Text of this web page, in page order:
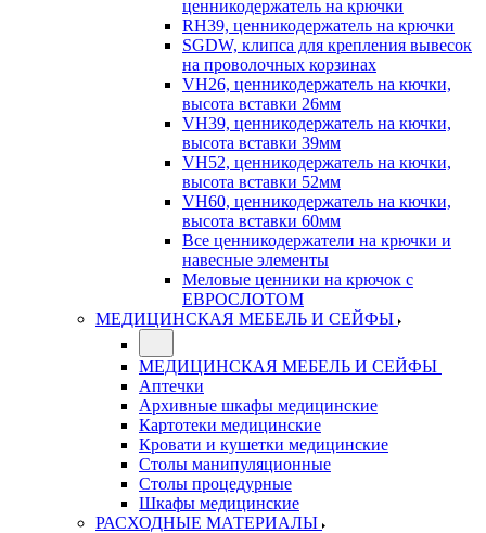
ценникодержатель на крючки
RH39, ценникодержатель на крючки
SGDW, клипса для крепления вывесок
на проволочных корзинах
VH26, ценникодержатель на кючки,
высота вставки 26мм
VH39, ценникодержатель на кючки,
высота вставки 39мм
VH52, ценникодержатель на кючки,
высота вставки 52мм
VH60, ценникодержатель на кючки,
высота вставки 60мм
Все ценникодержатели на крючки и
навесные элементы
Меловые ценники на крючок с
ЕВРОСЛОТОМ
МЕДИЦИНСКАЯ МЕБЕЛЬ И СЕЙФЫ
МЕДИЦИНСКАЯ МЕБЕЛЬ И СЕЙФЫ
Аптечки
Архивные шкафы медицинские
Картотеки медицинские
Кровати и кушетки медицинские
Столы манипуляционные
Столы процедурные
Шкафы медицинские
РАСХОДНЫЕ МАТЕРИАЛЫ